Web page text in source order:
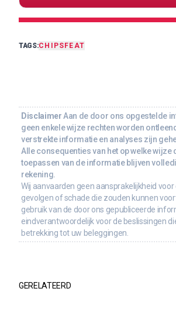
TAGS:CHIPS FEAT
Disclaimer Aan de door ons opgestelde
geen enkele wijze rechten worden
verstrekte informatie en analyses zijn
Alle consequenties van het op welke wijze
toepassen van de informatie blijven
rekening.
Wij aanvaarden geen aansprakelijkheid
gevolgen of schade die zouden kunnen
gebruik van de door ons gepubliceerde
eindverantwoordelijk voor de beslissingen
betrekking tot uw beleggingen.
GERELATEERD